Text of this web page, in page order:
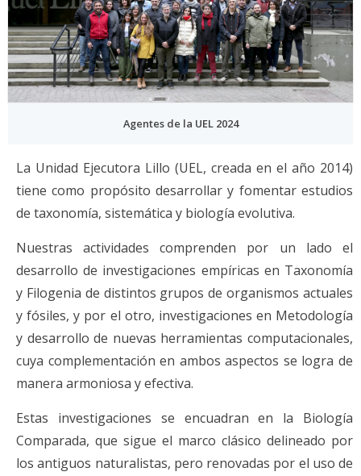
Agentes de la UEL 2024
La Unidad Ejecutora Lillo (UEL, creada en el año 2014)
tiene como propósito desarrollar y fomentar estudios
de taxonomía, sistemática y biología evolutiva.
Nuestras actividades comprenden por un lado el
desarrollo de investigaciones empíricas en Taxonomía
y Filogenia de distintos grupos de organismos actuales
y fósiles, y por el otro, investigaciones en Metodología
y desarrollo de nuevas herramientas computacionales,
cuya complementación en ambos aspectos se logra de
manera armoniosa y efectiva.
Estas investigaciones se encuadran en la Biología
Comparada, que sigue el marco clásico delineado por
los antiguos naturalistas, pero renovadas por el uso de